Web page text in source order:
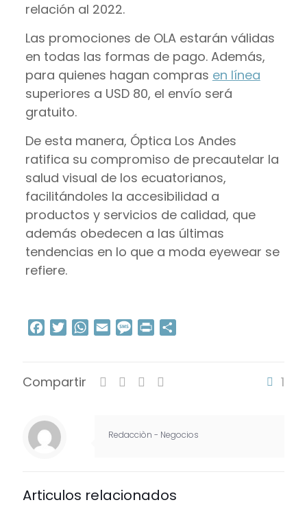
relación al 2022.
Las promociones de OLA estarán válidas
en todas las formas de pago. Además,
para quienes hagan compras en línea
superiores a USD 80, el envío será
gratuito.
De esta manera, Óptica Los Andes
ratifica su compromiso de precautelar la
salud visual de los ecuatorianos,
facilitándoles la accesibilidad a
productos y servicios de calidad, que
además obedecen a las últimas
tendencias en lo que a moda eyewear se
refiere.
Facebook
TwitterWhatsApp
Email Message
Print
Compartir 1
Redacciòn - Negocios
Articulos relacionados